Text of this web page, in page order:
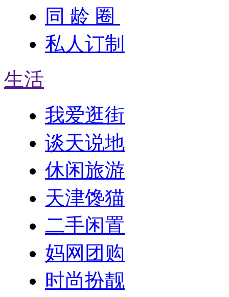
同 龄 圈
私人订制
生活
我爱逛街
谈天说地
休闲旅游
天津馋猫
二手闲置
妈网团购
时尚扮靓